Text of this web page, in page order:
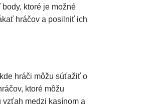
ktoré je možné
hráčov a posilniť ich
hráči môžu súťažiť o
ktoré môžu
medzi kasínom a